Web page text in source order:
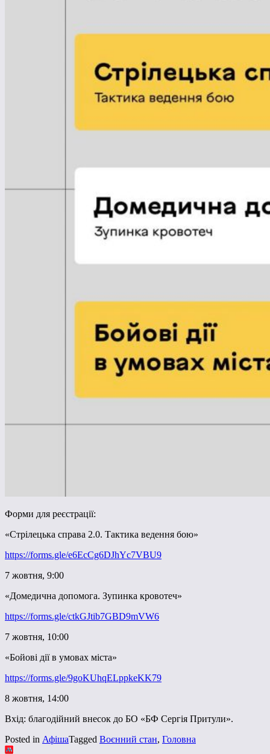
Форми для реєстрації:
«Стрілецька справа 2.0. Тактика ведення бою»
https://forms.gle/e6EcCg6DJhYc7VBU9
7 жовтня, 9:00
«Домедична допомога. Зупинка кровотеч»
https://forms.gle/ctkGJtib7GBD9mVW6
7 жовтня, 10:00
«Бойові дії в умовах міста»
https://forms.gle/9goKUhqELppkeKK79
8 жовтня, 14:00
Вхід: благодійний внесок до БО «БФ Сергія Притули».
Posted in АфішаTagged Воєнний стан, Головна